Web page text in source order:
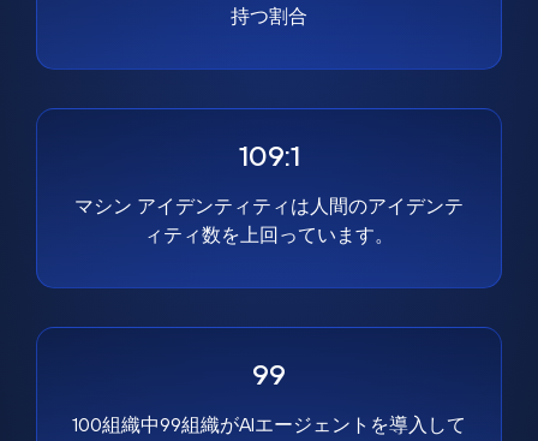
持つ割合
109:1
マシン アイデンティティは人間のアイデンテ
ィティ数を上回っています。
99
100組織中99組織がAIエージェントを導入して